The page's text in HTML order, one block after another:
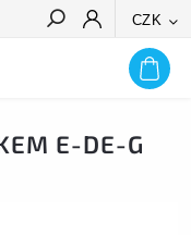
CZK
HLEDAT
E-DE-G